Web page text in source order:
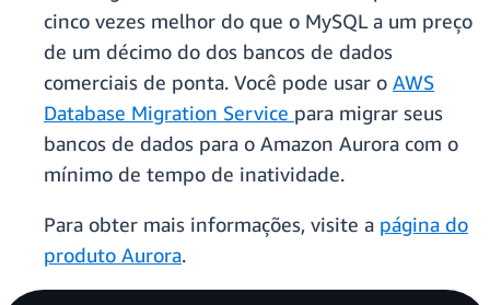
cinco vezes melhor do que o MySQL a um preço
de um décimo do dos bancos de dados
comerciais de ponta. Você pode usar o AWS
Database Migration Service para migrar seus
bancos de dados para o Amazon Aurora com o
mínimo de tempo de inatividade.
Para obter mais informações, visite a página do
produto Aurora.